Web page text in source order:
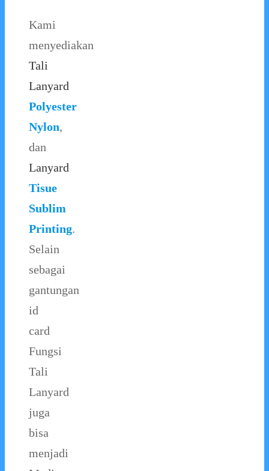
Kami
menyediakan
Tali
Lanyard
Polyester
Nylon,
dan
Lanyard
Tisue
Sublim
Printing.
Selain
sebagai
gantungan
id
card
Fungsi
Tali
Lanyard
juga
bisa
menjadi